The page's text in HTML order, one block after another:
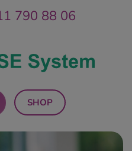
790 88 06
SHOP